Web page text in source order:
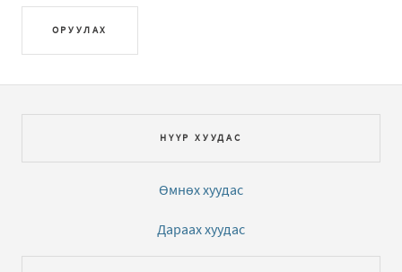
ОРУУЛАХ
НҮҮР ХУУДАС
Өмнөх хуудас
Дараах хуудас